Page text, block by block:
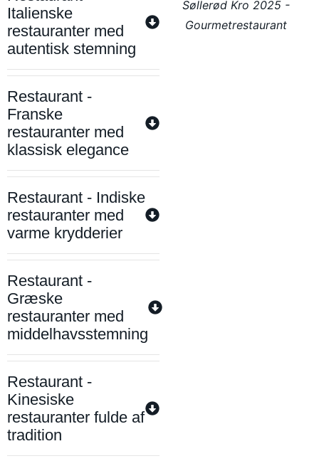
Italienske
restauranter med
autentisk stemning
Restaurant -
Franske
restauranter med
klassisk elegance
Restaurant - Indiske
restauranter med
varme krydderier
Restaurant -
Græske
restauranter med
middelhavsstemning
Restaurant -
Kinesiske
restauranter fulde af
tradition
Søllerød Kro 2025 -
Gourmetrestaurant